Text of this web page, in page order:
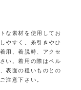
な素材を使用してお
やすく、糸引きやひ
用、着脱時、アクセ
い。着用の際はベル
表面の粗いものとの
注意下さい。